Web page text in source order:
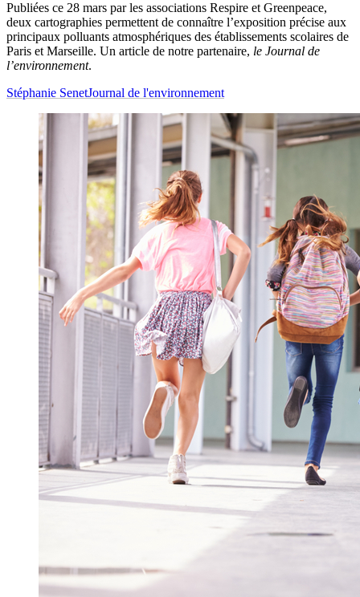
Publiées ce 28 mars par les associations Respire et Greenpeace,
deux cartographies permettent de connaître l’exposition précise aux
principaux polluants atmosphériques des établissements scolaires de
Paris et Marseille. Un article de notre partenaire, le Journal de
l’environnement.
Stéphanie SenetJournal de l'environnement